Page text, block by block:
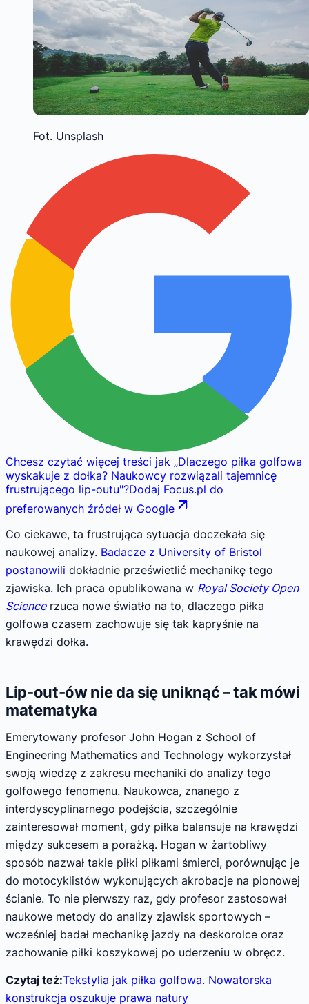
Fot. Unsplash
Chcesz czytać więcej treści jak „Dlaczego piłka golfowa
wyskakuje z dołka? Naukowcy rozwiązali tajemnicę
frustrującego lip-outu"?Dodaj Focus.pl do
preferowanych źródeł w Google
Co ciekawe, ta frustrująca sytuacja doczekała się
naukowej analizy. Badacze z University of Bristol
postanowili dokładnie prześwietlić mechanikę tego
zjawiska. Ich praca opublikowana w Royal Society Open
Sciencerzuca nowe światło na to, dlaczego piłka
golfowa czasem zachowuje się tak kapryśnie na
krawędzi dołka.
Lip-out-ów nie da się uniknąć – tak mówi
matematyka
Emerytowany profesor John Hogan z School of
Engineering Mathematics and Technology wykorzystał
swoją wiedzę z zakresu mechaniki do analizy tego
golfowego fenomenu. Naukowca, znanego z
interdyscyplinarnego podejścia, szczególnie
zainteresował moment, gdy piłka balansuje na krawędzi
między sukcesem a porażką. Hogan w żartobliwy
sposób nazwał takie piłki piłkami śmierci, porównując je
do motocyklistów wykonujących akrobacje na pionowej
ścianie. To nie pierwszy raz, gdy profesor zastosował
naukowe metody do analizy zjawisk sportowych –
wcześniej badał mechanikę jazdy na deskorolce oraz
zachowanie piłki koszykowej po uderzeniu w obręcz.
Czytaj też:Tekstylia jak piłka golfowa. Nowatorska
konstrukcja oszukuje prawa natury